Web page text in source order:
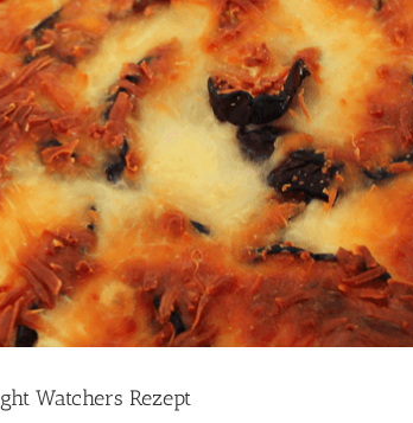
Watchers Rezept